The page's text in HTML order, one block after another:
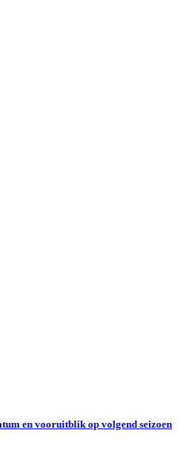
en vooruitblik op volgend seizoen